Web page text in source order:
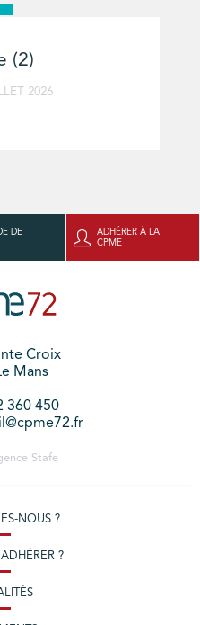
(2)
2026
DE
ADHÉRER À LA
CPME
Croix
Mans
360 450
Stafe
NOUS ?
?